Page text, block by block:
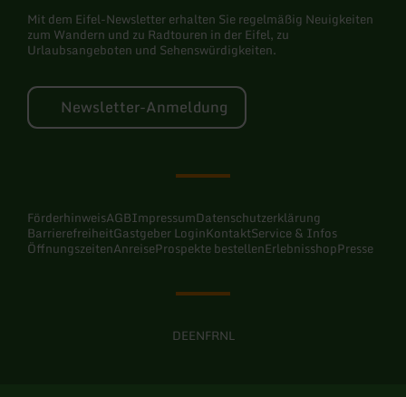
Mit dem Eifel-Newsletter erhalten Sie regelmäßig Neuigkeiten
zum Wandern und zu Radtouren in der Eifel, zu
Urlaubsangeboten und Sehenswürdigkeiten.
Newsletter-Anmeldung
FörderhinweisAGBImpressumDatenschutzerklärung
BarrierefreiheitGastgeber LoginKontaktService & Infos
ÖffnungszeitenAnreiseProspekte bestellenErlebnisshopPresse
DEENFRNL